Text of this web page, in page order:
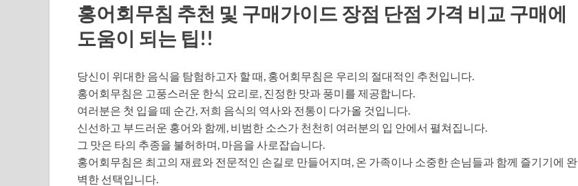
홍어회무침 추천 및 구매가이드 장점 단점 가격 비교 구매에
도움이 되는 팁!!
당신이 위대한 음식을 탐험하고자 할 때, 홍어회무침은 우리의 절대적인 추천입니다.
홍어회무침은 고풍스러운 한식 요리로, 진정한 맛과 풍미를 제공합니다.
여러분은 첫 입을 떼 순간, 저희 음식의 역사와 전통이 다가올 것입니다.
신선하고 부드러운 홍어와 함께, 비범한 소스가 천천히 여러분의 입 안에서 펼쳐집니다.
그 맛은 타의 추종을 불허하며, 마음을 사로잡습니다.
홍어회무침은 최고의 재료와 전문적인 손길로 만들어지며, 온 가족이나 소중한 손님들과 함께 즐기기에 완
벽한 선택입니다.